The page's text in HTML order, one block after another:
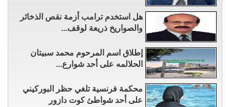
هل استخدم ترامب أزمة نقص الذخائر
والصواريخ ذريعة لوقف...
إطلاق اسم المرحوم محمد سبيتان
الحلالمه على أحد شوارع...
محكمة فرنسية تلغي حظر البوركيني
على أحد شواطئ كوت دازور